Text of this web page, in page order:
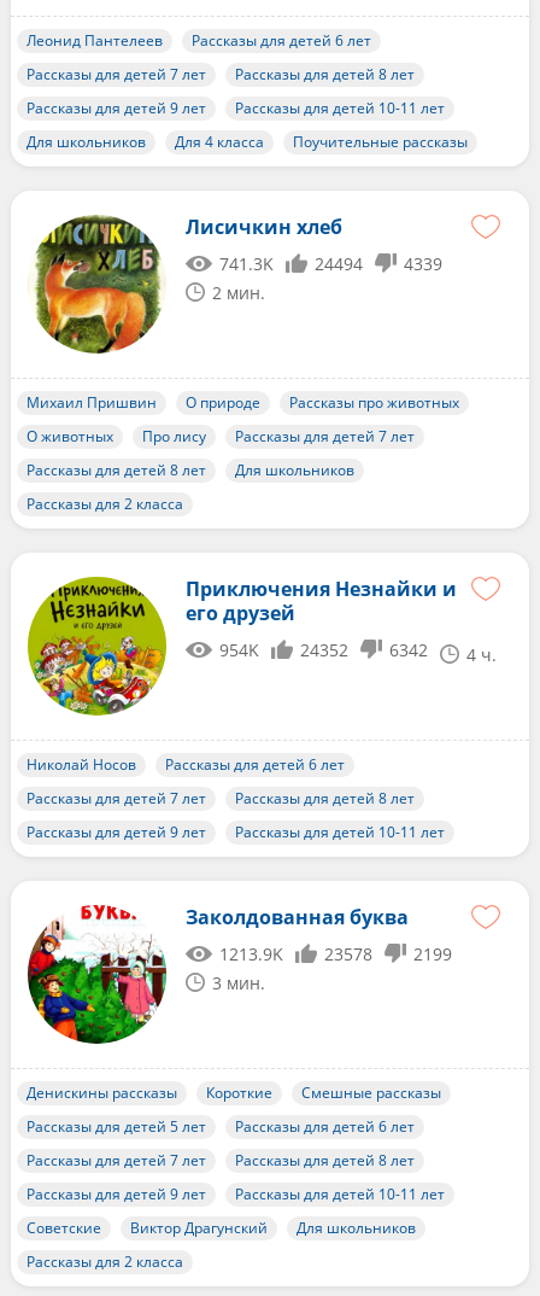
Леонид Пантелеев
Рассказы для детей 6 лет
Рассказы для детей 7 лет
Рассказы для детей 8 лет
Рассказы для детей 9 лет
Рассказы для детей 10-11 лет
Для школьников
Для 4 класса Поучительные рассказы
Лисичкин хлеб
741.3K 24494
4339
2 мин.
Михаил Пришвин О природе
Рассказы про животных
О животных
Про лису
Рассказы для детей 7 лет
Рассказы для детей 8 лет
Для школьников
Рассказы для 2 класса
Приключения Незнайки и
его друзей
954K 24352 6342 4 ч.
Николай Носов
Рассказы для детей 6 лет
Рассказы для детей 7 лет
Рассказы для детей 8 лет
Рассказы для детей 9 лет
Рассказы для детей 10-11 лет
Заколдованная буква
1213.9K 23578
2199
3 мин.
Денискины рассказы Короткие
Смешные рассказы
Рассказы для детей 5 лет
Рассказы для детей 6 лет
Рассказы для детей 7 лет
Рассказы для детей 8 лет
Рассказы для детей 9 лет
Рассказы для детей 10-11 лет
Советские
Виктор Драгунский
Для школьников
Рассказы для 2 класса